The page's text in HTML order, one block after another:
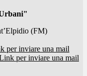
(FM)
per inviare una mail
per inviare una mail